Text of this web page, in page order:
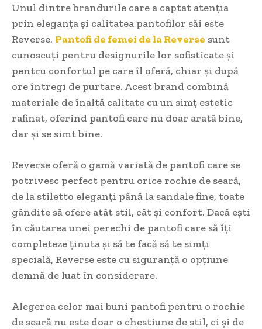
Unul dintre brandurile care a captat atenția
prin eleganța și calitatea pantofilor săi este
Reverse. Pantofi de femei de la Reverse sunt
cunoscuți pentru designurile lor sofisticate și
pentru confortul pe care îl oferă, chiar și după
ore întregi de purtare. Acest brand combină
materiale de înaltă calitate cu un simț estetic
rafinat, oferind pantofi care nu doar arată bine,
dar și se simt bine.
Reverse oferă o gamă variată de pantofi care se
potrivesc perfect pentru orice rochie de seară,
de la stiletto eleganți până la sandale fine, toate
gândite să ofere atât stil, cât și confort. Dacă ești
în căutarea unei perechi de pantofi care să îți
completeze ținuta și să te facă să te simți
specială, Reverse este cu siguranță o opțiune
demnă de luat în considerare.
Alegerea celor mai buni pantofi pentru o rochie
de seară nu este doar o chestiune de stil, ci și de